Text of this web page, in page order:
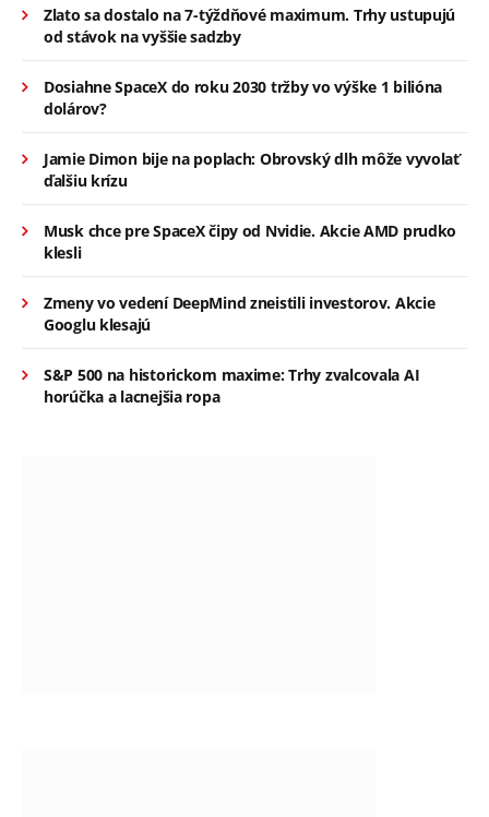
Zlato sa dostalo na 7-týždňové maximum. Trhy ustupujú
od stávok na vyššie sadzby
Dosiahne SpaceX do roku 2030 tržby vo výške 1 bilióna
dolárov?
Jamie Dimon bije na poplach: Obrovský dlh môže vyvolať
ďalšiu krízu
Musk chce pre SpaceX čipy od Nvidie. Akcie AMD prudko
klesli
Zmeny vo vedení DeepMind zneistili investorov. Akcie
Googlu klesajú
S&P 500 na historickom maxime: Trhy zvalcovala AI
horúčka a lacnejšia ropa